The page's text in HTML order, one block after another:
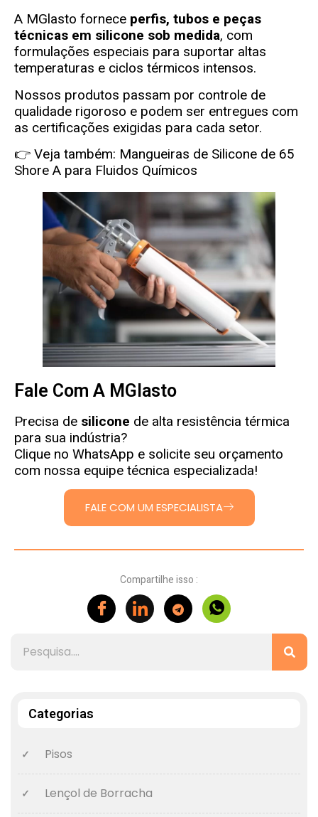
A MGlasto fornece perfis, tubos e peças
técnicas em silicone sob medida, com
formulações especiais para suportar altas
temperaturas e ciclos térmicos intensos.
Nossos produtos passam por controle de
qualidade rigoroso e podem ser entregues com
as certificações exigidas para cada setor.
👉 Veja também: Mangueiras de Silicone de 65
Shore A para Fluidos Químicos
Fale Com A MGlasto
Precisa de silicone de alta resistência térmica
para sua indústria?
Clique no WhatsApp e solicite seu orçamento
com nossa equipe técnica especializada!
FALE COM UM ESPECIALISTA
Compartilhe isso :
Categorias
Pisos
Lençol de Borracha